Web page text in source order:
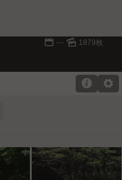
📅 --- 🌄 1879枚
⚙
